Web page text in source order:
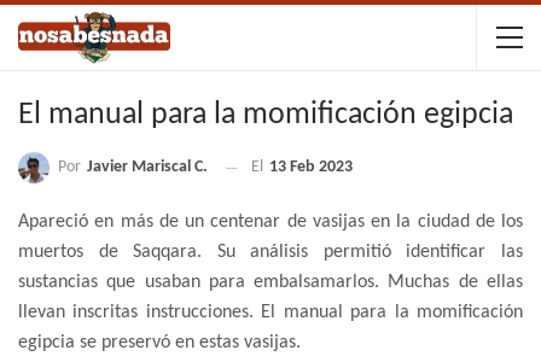
El manual para la momificación egipcia
Por Javier Mariscal C. El 13 Feb 2023
Apareció en más de un centenar de vasijas en la ciudad de los
muertos de Saqqara. Su análisis permitió identificar las
sustancias que usaban para embalsamarlos. Muchas de ellas
llevan inscritas instrucciones. El manual para la momificación
egipcia se preservó en estas vasijas.